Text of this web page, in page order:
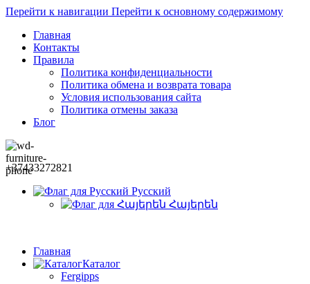
Перейти к навигации Перейти к основному содержимому
Главная
Контакты
Правила
Политика конфиденциальности
Политика обмена и возврата товара
Условия использования сайта
Политика отмены заказа
Блог
+37433272821
Русский
Հայերեն
Главная
Каталог
Fergipps